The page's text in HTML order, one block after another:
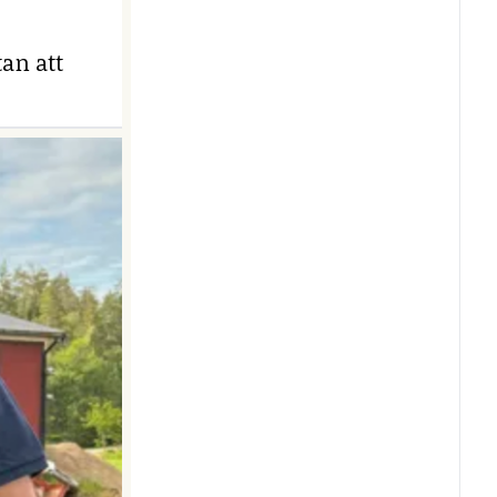
att